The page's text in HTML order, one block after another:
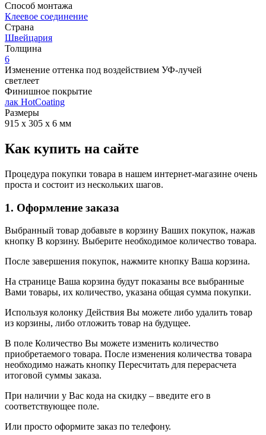
Способ монтажа
Клеевое соединение
Страна
Швейцария
Толщина
6
Изменение оттенка под воздействием УФ-лучей
светлеет
Финишное покрытие
лак HotCoating
Размеры
915 х 305 х 6 мм
Как купить на сайте
Процедура покупки товара в нашем интернет-магазине очень
проста и состоит из нескольких шагов.
1. Оформление заказа
Выбранный товар добавьте в корзину Ваших покупок, нажав
кнопку В корзину. Выберите необходимое количество товара.
После завершения покупок, нажмите кнопку Ваша корзина.
На странице Ваша корзина будут показаны все выбранные
Вами товары, их количество, указана общая сумма покупки.
Используя колонку Действия Вы можете либо удалить товар
из корзины, либо отложить товар на будущее.
В поле Количество Вы можете изменить количество
приобретаемого товара. После изменения количества товара
необходимо нажать кнопку Пересчитать для перерасчета
итоговой суммы заказа.
При наличии у Вас кода на скидку – введите его в
соответствующее поле.
Или просто оформите заказ по телефону.